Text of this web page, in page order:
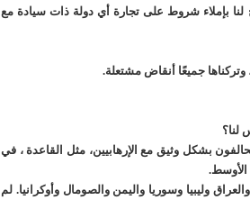
بإملاء شروط على تجارة أي دولة ذات سيادة مع
وتركناها جميعًا أنقاض مشتعلة.
لنا؟
بشكل وثيق مع الإرهابيين، مثل القاعدة ، في
الأوسط.
وليبيا وسوريا واليمن والصومال وأوكرانيا. لم